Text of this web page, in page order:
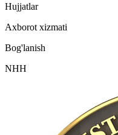
Hujjatlar
Axborot xizmati
Bog'lanish
NHH